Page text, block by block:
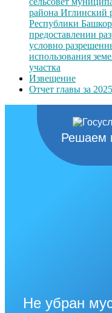
района Иглинский
Республики
предоставлении
условно
использования
участка
Извещение
Отчет главы за
Решаем
Не убран